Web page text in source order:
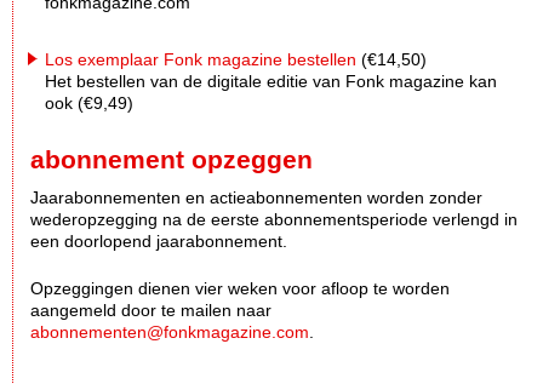
Los exemplaar Fonk magazine bestellen (€14,50)
Het bestellen van de digitale editie van Fonk magazine kan
ook (€9,49)
abonnement opzeggen
Jaarabonnementen en actieabonnementen worden zonder
wederopzegging na de eerste abonnementsperiode verlengd in
een doorlopend jaarabonnement.
Opzeggingen dienen vier weken voor afloop te worden
aangemeld door te mailen naar
abonnementen@fonkmagazine.com